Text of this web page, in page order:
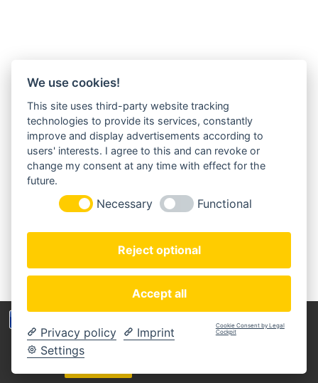
der Webseite zu verbessen. Durch Deinen Besuch
MORGENLAND-BAZAR
Herderstraße 2
22085 Hamburg
+49(0)40 18 033 286
info@morgenland-bazar.de
www.morgenland-bazar.de
FOLGEN SIE UNS:
MEIN KONTO
ZAHLUNGSARTEN
We use cookies!
This site uses third-party website tracking
technologies to provide its services, constantly
improve and display advertisements according to
users' interests. I agree to this and can revoke or
change my consent at any time with effect for the
future.
Necessary Functional
Reject optional
Accept all
Privacy policy
Imprint
Settings
Cookie Consent by Legal
Cockpit